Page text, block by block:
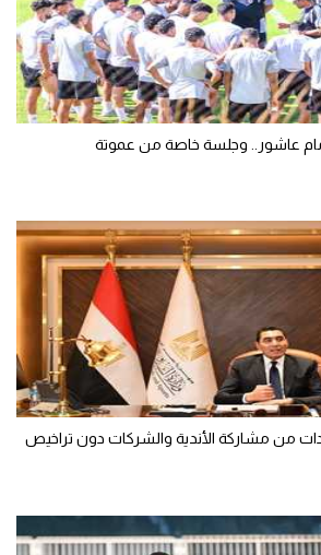
عاشور.. وجلسة خاصة من عموتة
من مشاركة الأندية والشركات دون تراخيص